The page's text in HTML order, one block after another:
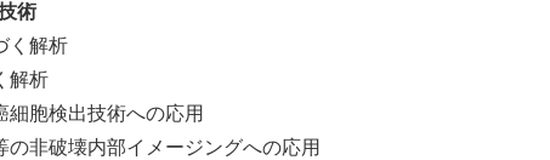
術
く解析
解析
胞検出技術への応用
非破壊内部イメージングへの応用